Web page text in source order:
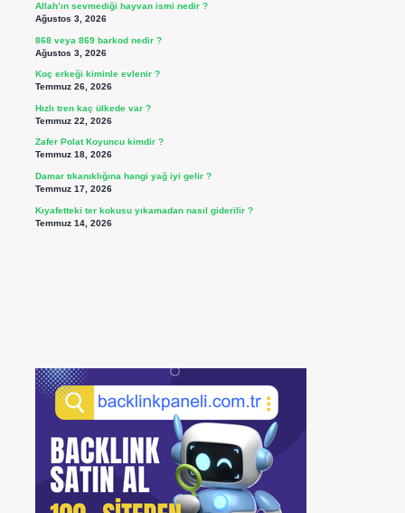
Allah’ın sevmediği hayvan ismi nedir ?
Ağustos 3, 2026
868 veya 869 barkod nedir ?
Ağustos 3, 2026
Koç erkeği kiminle evlenir ?
Temmuz 26, 2026
Hızlı tren kaç ülkede var ?
Temmuz 22, 2026
Zafer Polat Koyuncu kimdir ?
Temmuz 18, 2026
Damar tıkanıklığına hangi yağ iyi gelir ?
Temmuz 17, 2026
Kıyafetteki ter kokusu yıkamadan nasıl giderilir ?
Temmuz 14, 2026